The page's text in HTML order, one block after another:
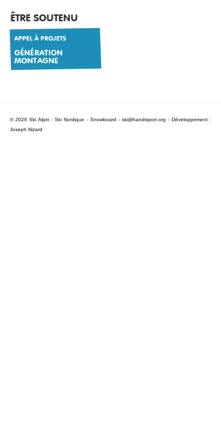
ÊTRE SOUTENU
APPEL À PROJETS
GÉNÉRATION
MONTAGNE
© 2026 Ski Alpin - Ski Nordique - Snowboard -ski@handisport.org - Développement :
Joseph Nizard